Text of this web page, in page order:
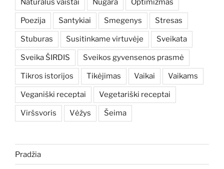
Natūralūs vaistai Nugara Optimizmas
Poezija Santykiai Smegenys Stresas
Stuburas Susitinkame virtuvėje Sveikata
Sveika ŠIRDIS Sveikos gyvensenos prasmė
Tikros istorijos Tikėjimas Vaikai Vaikams
Veganiški receptai Vegetariški receptai
Viršsvoris Vėžys Šeima
Pradžia